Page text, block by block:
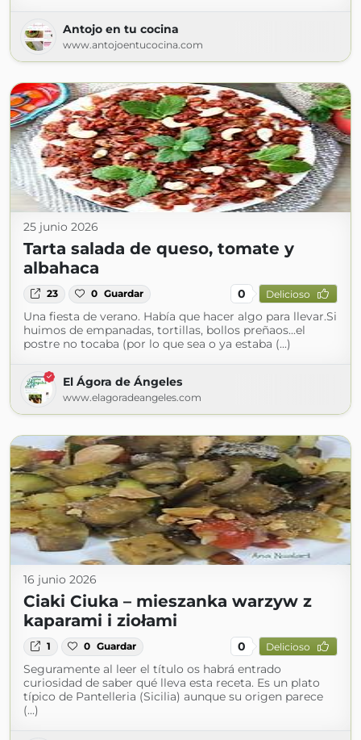
Antojo en tu cocina
www.antojoentucocina.com
25 junio 2026
Tarta salada de queso, tomate y
albahaca
23 0 Guardar 0 Delicioso
Una fiesta de verano. Había que hacer algo para llevar.Si
huimos de empanadas, tortillas, bollos preñaos...el
postre no tocaba (por lo que sea o ya estaba (...)
El Ágora de Ángeles
www.elagoradeangeles.com
16 junio 2026
Ciaki Ciuka – mieszanka warzyw z
kaparami i ziołami
1 0 Guardar 0 Delicioso
Seguramente al leer el título os habrá entrado
curiosidad de saber qué lleva esta receta. Es un plato
típico de Pantelleria (Sicilia) aunque su origen parece
(...)